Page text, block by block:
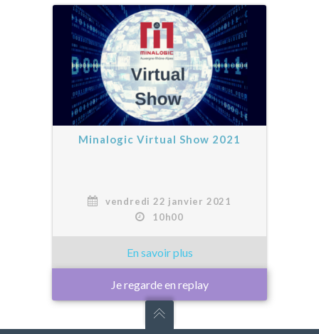
Minalogic Virtual Show 2021
vendredi 22 janvier 2021
10h00
Je regarde en replay